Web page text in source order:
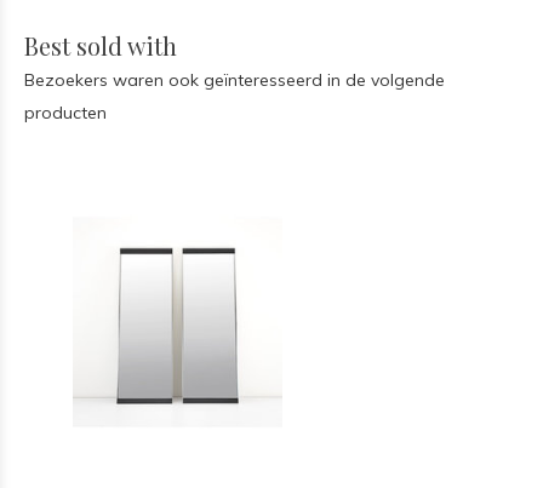
Best sold with
Bezoekers waren ook geïnteresseerd in de volgende
producten